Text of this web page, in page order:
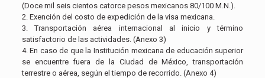
(Doce mil seis cientos catorce pesos mexicanos 80/100 M.N.).
2. Exención del costo de expedición de la visa mexicana.
3. Transportación aérea internacional al inicio y término
satisfactorio de las actividades. (Anexo 3)
4. En caso de que la Institución mexicana de educación superior
se encuentre fuera de la Ciudad de México, transportación
terrestre o aérea, según el tiempo de recorrido. (Anexo 4)